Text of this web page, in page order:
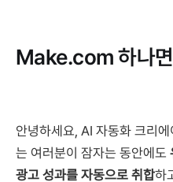
Make.com 하나
안녕하세요, AI 자동화 크리
는 여러분이 잠자는 동안에도
광고 성과를 자동으로 취합하